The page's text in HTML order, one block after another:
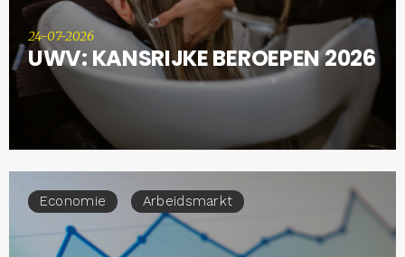
24-07-2026
UWV: KANSRIJKE BEROEPEN 2026
Economie Arbeidsmarkt